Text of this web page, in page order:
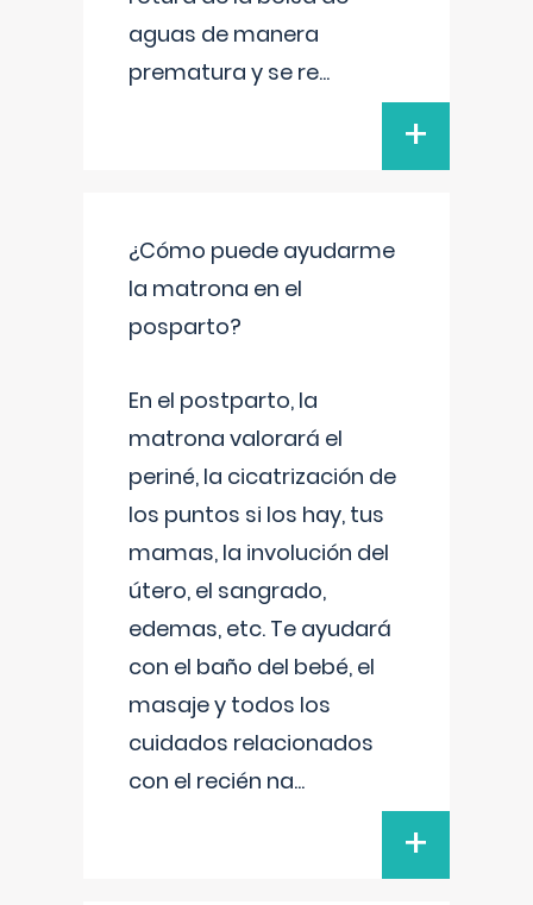
aguas de manera
prematura y se re...
+
¿Cómo puede ayudarme
la matrona en el
posparto?
En el postparto, la
matrona valorará el
periné, la cicatrización de
los puntos si los hay, tus
mamas, la involución del
útero, el sangrado,
edemas, etc. Te ayudará
con el baño del bebé, el
masaje y todos los
cuidados relacionados
con el recién na...
+